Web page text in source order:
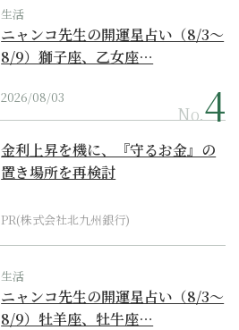
生活
ニャンコ先生の開運星占い（8/3～
8/9）獅子座、乙女座…
2026/08/03
No.
金利上昇を機に、『守るお金』の
置き場所を再検討
PR(株式会社北九州銀行)
生活
ニャンコ先生の開運星占い（8/3～
8/9）牡羊座、牡牛座…